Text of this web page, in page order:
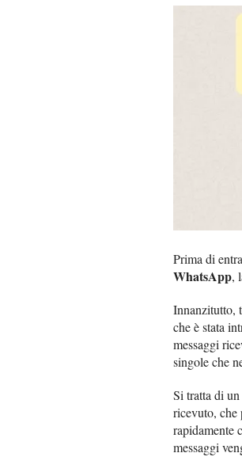
Prima di
WhatsApp,
Innanzitutto,
che è stata
messaggi
singole che
Si tratta di
ricevuto, che
rapidamente
messaggi